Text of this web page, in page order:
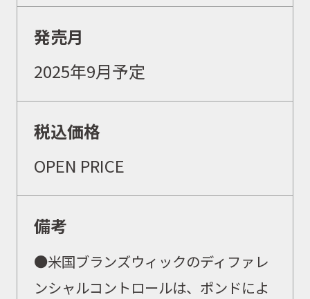
発売月
2025年9月予定
税込価格
OPEN PRICE
備考
●米国ブランズウィックのディファレ
ンシャルコントロールは、ポンドによ